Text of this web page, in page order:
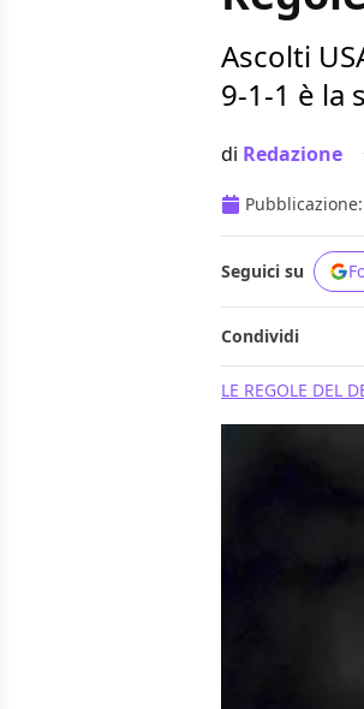
Ascolti
9-1-1 è la
di Redazione
Pubblicazione:
Seguici su
Condividi
LE REGOLE DEL